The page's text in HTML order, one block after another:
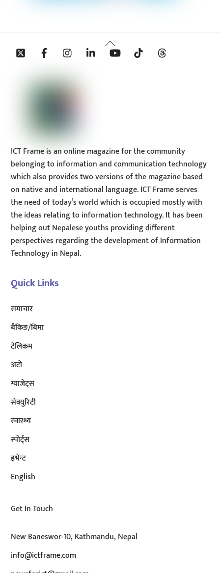
Back
To
Twitter Facebook InstagramLinkedin YouTube Tiktok
ICT Frame is an online magazine for the community
belonging to information and communication technology
which also provides two versions of the magazine based
on native and international language. ICT Frame serves
the need of today’s world which is occupied mostly with
the ideas relating to information technology. It has been
helping out Nepalese youths providing different
perspectives regarding the development of Information
Technology in Nepal.
Quick Links
समाचार
बैंकिङ/बिमा
टेलिकम
अटाे
ग्याजेट्स
सेक्युरिटी
स्वास्थ्य
स्पोर्ट्स
इभेन्ट
English
Get In Touch
New Baneswor-10, Kathmandu, Nepal
info@ictframe.com